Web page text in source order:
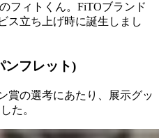
フィトくん。FiTOブランド
ス立ち上げ時に誕生しまし
ンフレット)
賞の選考にあたり、展示グッ
た。